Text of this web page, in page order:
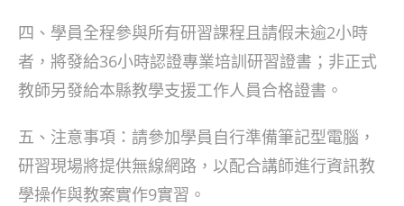
四、學員全程參與所有研習課程且請假未逾2小時
者，將發給36小時認證專業培訓研習證書；非正式
教師另發給本縣教學支援工作人員合格證書。
五、注意事項：請參加學員自行準備筆記型電腦，
研習現場將提供無線網路，以配合講師進行資訊教
學操作與教案實作9實習。